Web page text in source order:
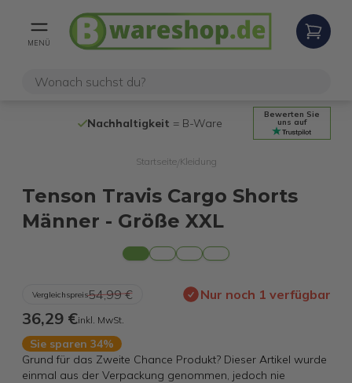
MENÜ
Nachhaltigkeit= B-Ware 100%
Bewerten Sie
uns auf
Startseite/ Kleidung
Tenson Travis Cargo Shorts
Männer - Größe XXL
Vergleichspreis54,99 € Nur noch 1 verfügbar
36,29 €inkl. MwSt.
Sie sparen 34%
Grund für das Zweite Chance Produkt? Dieser Artikel wurde
einmal aus der Verpackung genommen, jedoch nie